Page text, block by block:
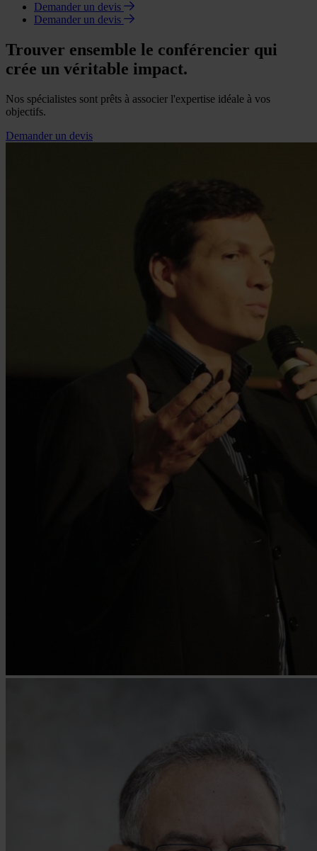
Demander un devis
Demander un devis
Trouver ensemble le conférencier qui
crée un véritable impact.
Nos spécialistes sont prêts à associer l'expertise idéale à vos
objectifs.
Demander un devis